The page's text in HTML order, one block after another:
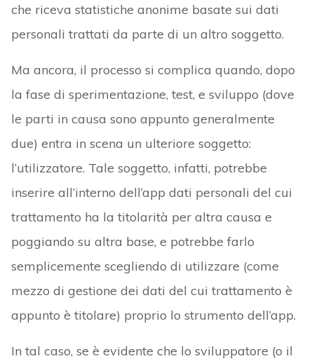
che riceva statistiche anonime basate sui dati
personali trattati da parte di un altro soggetto.
Ma ancora, il processo si complica quando, dopo
la fase di sperimentazione, test, e sviluppo (dove
le parti in causa sono appunto generalmente
due) entra in scena un ulteriore soggetto:
l’utilizzatore. Tale soggetto, infatti, potrebbe
inserire all’interno dell’app dati personali del cui
trattamento ha la titolarità per altra causa e
poggiando su altra base, e potrebbe farlo
semplicemente scegliendo di utilizzare (come
mezzo di gestione dei dati del cui trattamento è
appunto è titolare) proprio lo strumento dell’app.
In tal caso, se è evidente che lo sviluppatore (o il